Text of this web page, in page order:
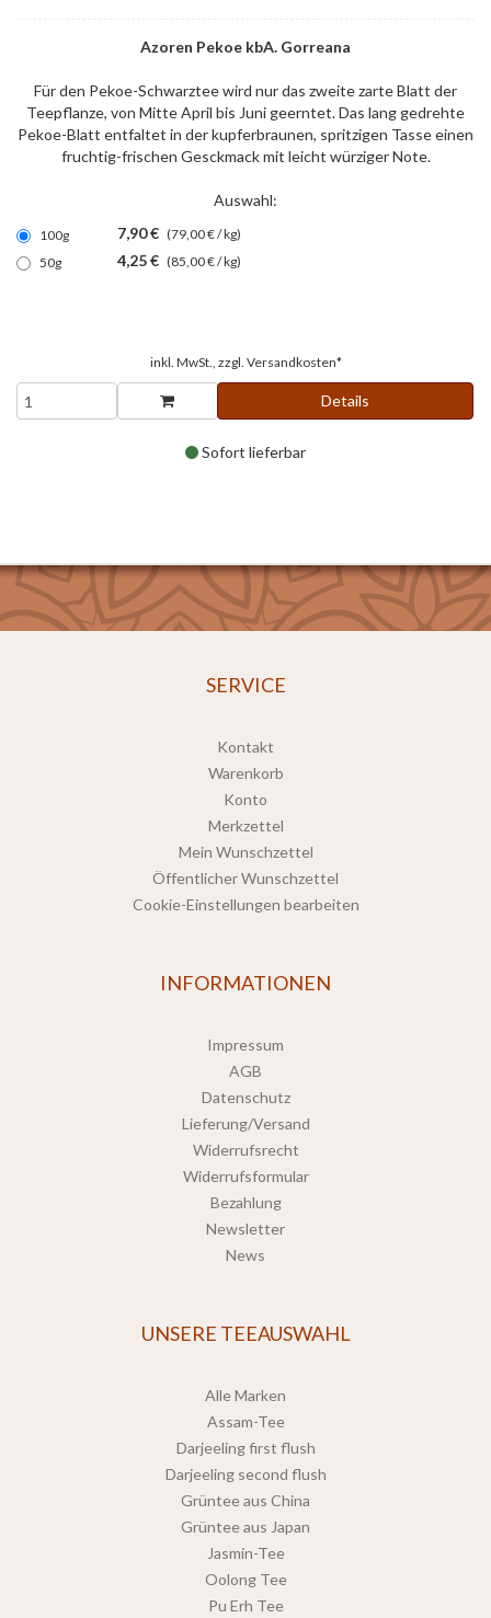
Azoren Pekoe kbA. Gorreana
Für den Pekoe-Schwarztee wird nur das zweite zarte Blatt der
Teepflanze, von Mitte April bis Juni geerntet. Das lang gedrehte
Pekoe-Blatt entfaltet in der kupferbraunen, spritzigen Tasse einen
fruchtig-frischen Gesckmack mit leicht würziger Note.
Auswahl:
100g 7,90 € (79,00 € / kg)
50g
4,25 € (85,00 € / kg)
inkl. MwSt., zzgl. Versandkosten*
Details
Sofort lieferbar
SERVICE
Kontakt
Warenkorb
Konto
Merkzettel
Mein Wunschzettel
Öffentlicher Wunschzettel
Cookie-Einstellungen bearbeiten
INFORMATIONEN
Impressum
AGB
Datenschutz
Lieferung/Versand
Widerrufsrecht
Widerrufsformular
Bezahlung
Newsletter
News
UNSERE TEEAUSWAHL
Alle Marken
Assam-Tee
Darjeeling first flush
Darjeeling second flush
Grüntee aus China
Grüntee aus Japan
Jasmin-Tee
Oolong Tee
Pu Erh Tee